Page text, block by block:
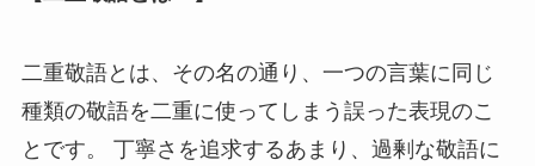
二重敬語とは、その名の通り、一つの言葉に同じ
種類の敬語を二重に使ってしまう誤った表現のこ
とです。 丁寧さを追求するあまり、過剰な敬語に